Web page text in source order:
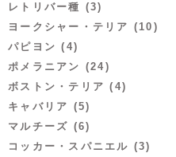
レトリバー種 (3)
ヨークシャー・テリア (10)
パピヨン (4)
ポメラニアン (24)
ボストン・テリア (4)
キャバリア (5)
マルチーズ (6)
コッカー・スパニエル (3)